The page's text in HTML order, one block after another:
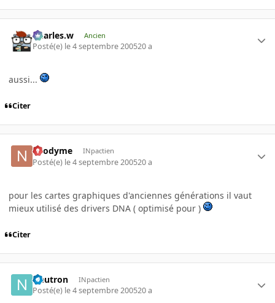
Charles.w Ancien
Posté(e) le 4 septembre 200520 a
aussi...
Citer
neodyme INpactien
Posté(e) le 4 septembre 200520 a
pour les cartes graphiques d'anciennes générations il vaut
mieux utilisé des drivers DNA ( optimisé pour )
Citer
Neutron INpactien
Posté(e) le 4 septembre 200520 a